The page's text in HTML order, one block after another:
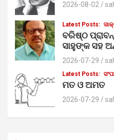
2026-08-02
Latest Posts:
ବରିଷ୍ଠ
ସାହୁଙ୍କ ସହ
2026-07-29
Latest Posts:
ମତ ଓ ଅମତ
2026-07-29